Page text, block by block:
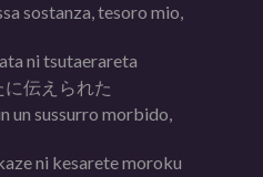
sostanza, tesoro mio,
ni tsutaerareta
伝えられた
un sussurro morbido,
ni kesarete moroku